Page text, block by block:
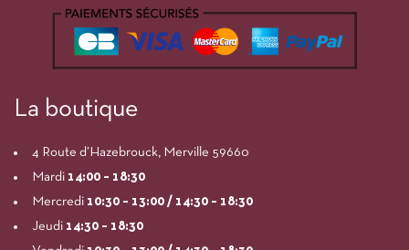
La boutique
4 Route d’Hazebrouck, Merville 59660
Mardi 14:00 – 18:30
Mercredi 10:30 – 13:00 / 14:30 – 18:30
Jeudi 14:30 – 18:30